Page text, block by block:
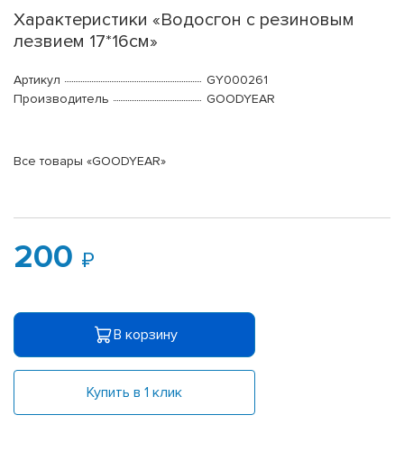
Характеристики «Водосгон с резиновым
лезвием 17*16см»
Артикул
GY000261
Производитель
GOODYEAR
Все товары «GOODYEAR»
200
В корзину
Купить в 1 клик